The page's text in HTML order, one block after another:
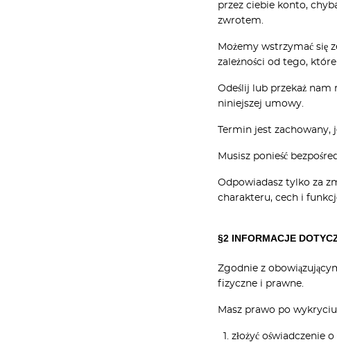
przez ciebie konto,
zwrotem.
Możemy wstrzymać się
zależności od tego,
Odeślij lub przekaż nam
niniejszej umowy.
Termin jest zachowany,
Musisz ponieść
Odpowiadasz tylko za
charakteru, cech i
§2 INFORMACJE
Zgodnie z
fizyczne i prawne.
Masz prawo po
złożyć oświadczenie